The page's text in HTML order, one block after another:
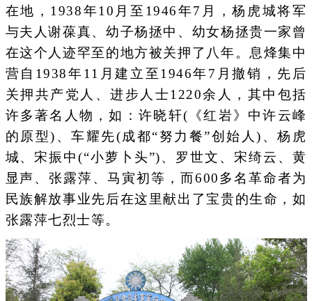
在地，1938年10月至1946年7月，杨虎城将军
与夫人谢葆真、幼子杨拯中、幼女杨拯贵一家曾
在这个人迹罕至的地方被关押了八年。息烽集中
营自1938年11月建立至1946年7月撤销，先后
关押共产党人、进步人士1220余人，其中包括
许多著名人物，如：许晓轩(《红岩》中许云峰
的原型)、车耀先(成都“努力餐”创始人)、杨虎
城、宋振中(“小萝卜头”)、罗世文、宋绮云、黄
显声、张露萍、马寅初等，而600多名革命者为
民族解放事业先后在这里献出了宝贵的生命，如
张露萍七烈士等。